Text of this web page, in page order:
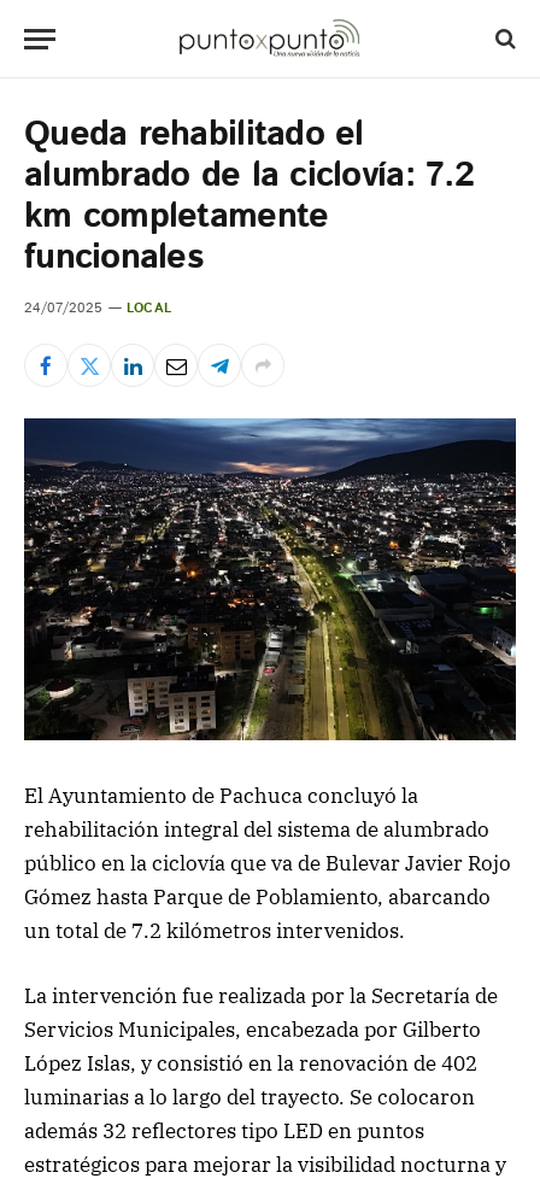
Queda rehabilitado el
alumbrado de la ciclovía: 7.2
km completamente
funcionales
24/07/2025 LOCAL
El Ayuntamiento de Pachuca concluyó la
rehabilitación integral del sistema de alumbrado
público en la ciclovía que va de Bulevar Javier Rojo
Gómez hasta Parque de Poblamiento, abarcando
un total de 7.2 kilómetros intervenidos.
La intervención fue realizada por la Secretaría de
Servicios Municipales, encabezada por Gilberto
López Islas, y consistió en la renovación de 402
luminarias a lo largo del trayecto. Se colocaron
además 32 reflectores tipo LED en puntos
estratégicos para mejorar la visibilidad nocturna y